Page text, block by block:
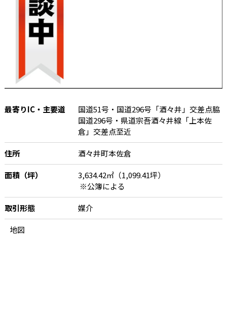
最寄りIC・主要道
国道51号・国道296号「酒々井」交差点脇
国道296号・県道宗吾酒々井線「上本佐
倉」交差点至近
住所 酒々井町本佐倉
面積（坪）
3,634.42㎡（1,099.41坪）
※公簿による
取引形態 媒介
地図